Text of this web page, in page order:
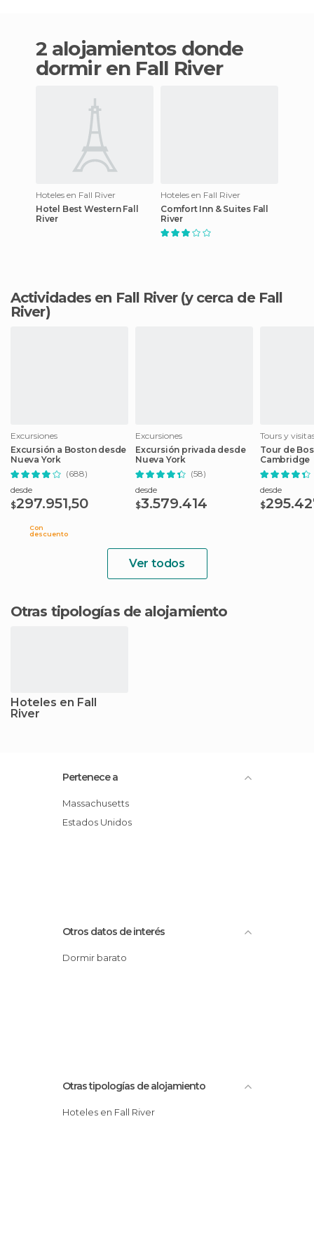
2 alojamientos donde
dormir en Fall River
Hoteles en Fall River
Hotel Best Western Fall
River
Hoteles en Fall River
Comfort Inn & Suites Fall
River
Actividades en Fall River (y cerca de Fall
River)
Excursiones
Excursión a Boston desde
Nueva York
(688)
desde
$297.951,50
Con
descuento
Excursiones
Excursión privada desde
Nueva York
(58)
desde
$3.579.414
Tours y
Tour de
Cambridge
desde
$
Ver todos
Otras tipologías de alojamiento
Hoteles en Fall
River
Pertenece a
Massachusetts
Estados Unidos
Otros datos de interés
Dormir barato
Otras tipologías de alojamiento
Hoteles en Fall River